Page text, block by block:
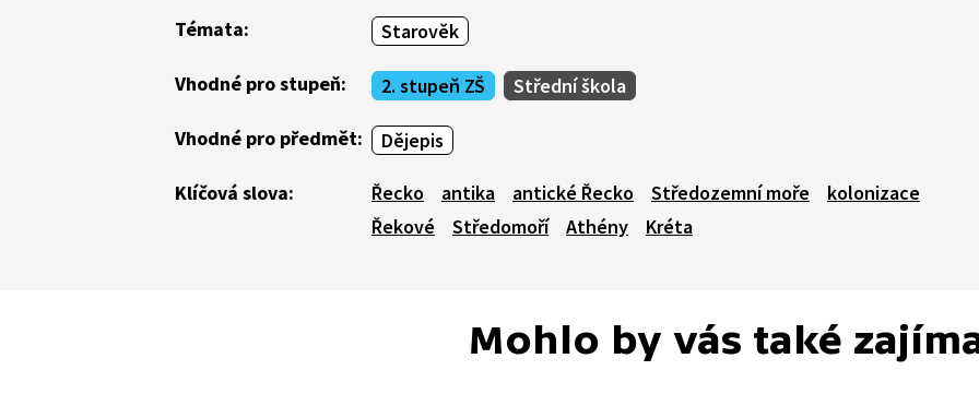
Témata: Starověk
Vhodné pro stupeň: 2. stupeň ZŠ Střední škola
Vhodné pro předmět: Dějepis
Klíčová slova: Řecko antika antické Řecko Středozemní moře
kolonizace
Řekové
Středomoří Athény Kréta
Mohlo by vás také